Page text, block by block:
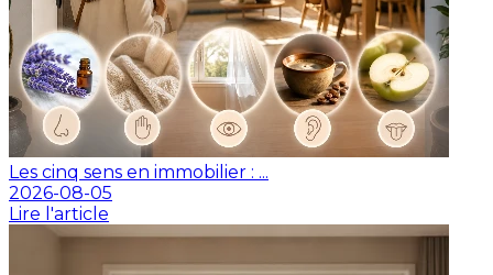
Les cinq sens en immobilier : ...
2026-08-05
Lire l'article